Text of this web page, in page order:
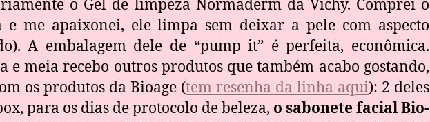
o Gel de limpeza Normaderm da Vichy. Comprei o
me apaixonei, ele limpa sem deixar a pele com aspecto
A embalagem dele de “pump it” é perfeita, econômica.
e meia recebo outros produtos que também acabo gostando,
os produtos da Bioage (tem resenha da linha aqui): 2 deles
para os dias de protocolo de beleza, o sabonete facial Bio-